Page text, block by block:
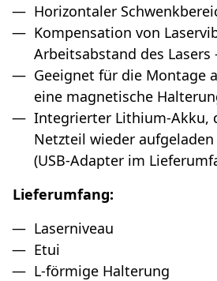
Horizontaler
Kompensation von
Arbeitsabstand des Lasers
Geeignet für die Montage
eine magnetische
Integrierter Lithium-Akku,
Netzteil wieder
(USB-Adapter im
Lieferumfang:
Laserniveau
Etui
L-förmige Halterung